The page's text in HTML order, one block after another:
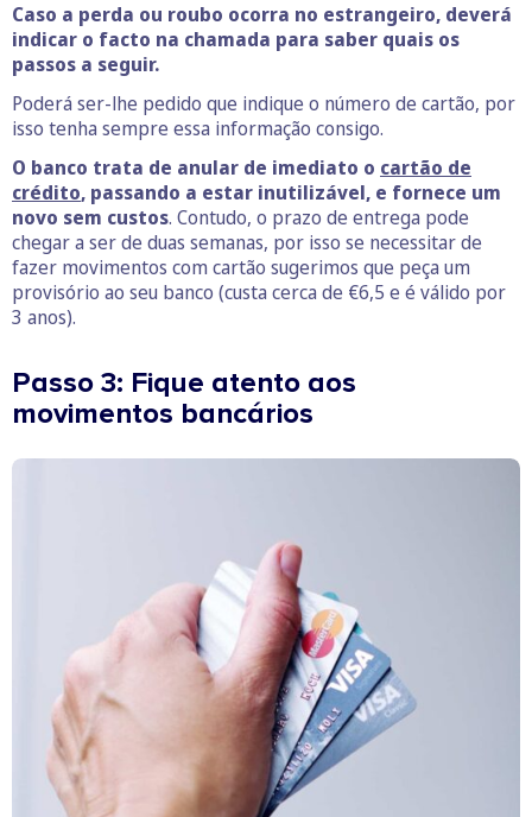
Caso a perda ou roubo ocorra no estrangeiro, deverá
indicar o facto na chamada para saber quais os
passos a seguir.
Poderá ser-lhe pedido que indique o número de cartão, por
isso tenha sempre essa informação consigo.
O banco trata de anular de imediato o cartão de
crédito, passando a estar inutilizável, e fornece um
novo sem custos. Contudo, o prazo de entrega pode
chegar a ser de duas semanas, por isso se necessitar de
fazer movimentos com cartão sugerimos que peça um
provisório ao seu banco (custa cerca de €6,5 e é válido por
3 anos).
Passo 3: Fique atento aos
movimentos bancários